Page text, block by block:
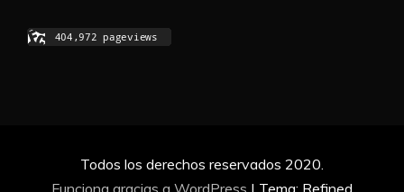
Todos los derechos reservados 2020.